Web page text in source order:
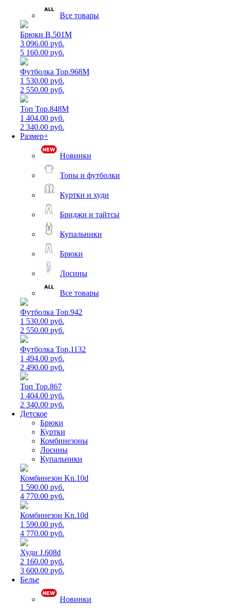
Все товары
Брюки B.501M
3 096.00 руб.
5 160.00 руб.
Футболка Top.968M
1 530.00 руб.
2 550.00 руб.
Топ Top.848M
1 404.00 руб.
2 340.00 руб.
Размер+
Новинки
Топы и футболки
Куртки и худи
Бриджи и тайтсы
Купальники
Брюки
Лосины
Все товары
Футболка Top.942
1 530.00 руб.
2 550.00 руб.
Футболка Top.1132
1 494.00 руб.
2 490.00 руб.
Топ Top.867
1 404.00 руб.
2 340.00 руб.
Детское
Брюки
Куртки
Комбинезоны
Лосины
Купальники
Комбинезон Kn.10d
1 590.00 руб.
4 770.00 руб.
Комбинезон Kn.10d
1 590.00 руб.
4 770.00 руб.
Худи J.608d
2 160.00 руб.
3 600.00 руб.
Белье
Новинки